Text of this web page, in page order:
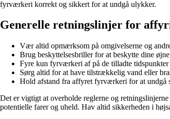
fyrværkeri korrekt og sikkert for at undgå ulykker.
Generelle retningslinjer for
Vær altid opmærksom på omgivelserne og
Brug beskyttelsesbriller for at beskytte dine
Fyre kun fyrværkeri af på de tilladte tidspunkter
Sørg altid for at have tilstrækkelig vand eller
Hold afstand fra affyret fyrværkeri for at undgå
Det er vigtigt at overholde reglerne og
potentielle farer og uheld. Hav altid sikkerheden i